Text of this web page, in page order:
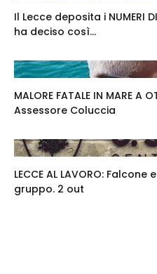
Il Lecce deposita i NUMERI
ha deciso così...
MALORE FATALE IN MARE A
Assessore Coluccia
LECCE AL LAVORO:
gruppo. 2 out